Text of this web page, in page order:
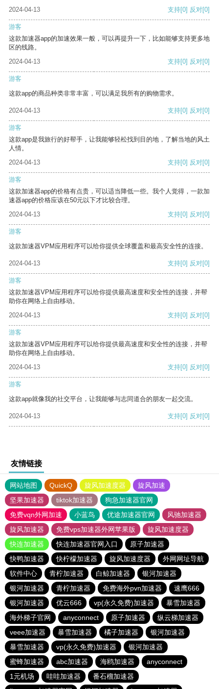
2024-04-13
支持[0] 反对[0]
游客
这款加速器app的加速效果一般，可以再提升一下，比如能够支持更多地
区的线路。
2024-04-13
支持[0] 反对[0]
游客
这款app的商品种类非常丰富，可以满足我所有的购物需求。
2024-04-13 支持[0] 反对[0]
游客
这款app是我旅行的好帮手，让我能够轻松找到目的地，了解当地的风土
人情。
2024-04-13
支持[0] 反对[0]
游客
这款加速器app的价格有点贵，可以适当降低一些。我个人觉得，一款加
速器app的价格应该在50元以下才比较合理。
2024-04-13
支持[0] 反对[0]
游客
这款加速器VPM应用程序可以给你提供全球覆盖和最高安全性的连接。
2024-04-13 支持[0] 反对[0]
游客
这款加速器VPM应用程序可以给你提供最高速度和安全性的连接，并帮
助你在网络上自由移动。
2024-04-13
支持[0] 反对[0]
游客
这款加速器VPM应用程序可以给你提供最高速度和安全性的连接，并帮
助你在网络上自由移动。
2024-04-13
支持[0] 反对[0]
游客
这款app就像我的社交平台，让我能够与志同道合的朋友一起交流。
2024-04-13 支持[0] 反对[0]
友情链接
网站地图 QuickQ 旋风加速度器
旋风加速
坚果加速器
tiktok加速器
狗急加速器官网
免费vqn外网加速
小蓝鸟 优途加速器官网
风驰加速器
旋风加速器
免费vps加速器外网苹果版
旋风加速度器
快连加速器
快连加速器官网入口
原子加速器
快鸭加速器
快柠檬加速器 旋风加速度器
外网网址导航
软件中心
青柠加速器 白鲸加速器
银河加速器
银河加速器
青柠加速器 免费海外pvn加速器
速鹰666
银河加速器
优云666 vp(永久免费)加速器
暴雪加速器
海外梯子官网
anyconnect 原子加速器
纵云梯加速器
veee加速器
暴雪加速器 橘子加速器
银河加速器
暴雪加速器
vp(永久免费)加速器
银河加速器
蜜蜂加速器
abc加速器 海鸥加速器
anyconnect
1元机场
哇哇加速器
番石榴加速器